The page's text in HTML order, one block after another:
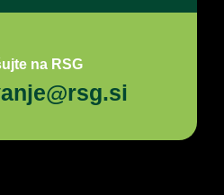
na RSG